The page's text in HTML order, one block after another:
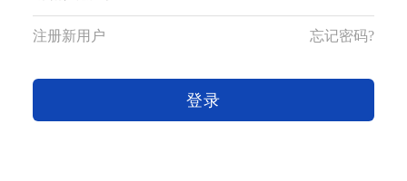
注册新用户 忘记密码?
登录